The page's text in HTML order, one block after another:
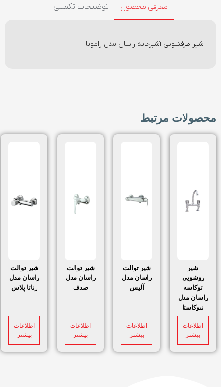
معرفی محصول توضیحات تکمیلی
شیر ظرفشویی آشپزخانه راسان مدل رامونا
محصولات مرتبط
شیر
روشویی
توکاسه
راسان مدل
نیوکاستا
اطلاعات
بیشتر
شیر توالت
راسان مدل
آلیس
اطلاعات
بیشتر
شیر توالت
راسان مدل
صدف
اطلاعات
بیشتر
شیر توالت
راسان مدل
رناتا پلاس
اطلاعات
بیشتر